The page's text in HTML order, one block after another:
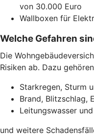
von 30.000 Euro
Wallboxen für
Welche Gefahren
Die
Risiken ab. Dazu
Starkregen, Sturm
Brand, Blitzschlag,
Leitungswasser
und weitere